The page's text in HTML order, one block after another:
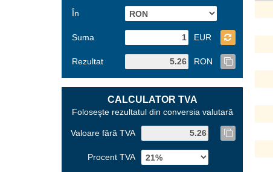
În
Suma EUR
Rezultat RON
CALCULATOR TVA
Foloseşte rezultatul din conversia valutară
Valoare fără TVA
Procent TVA